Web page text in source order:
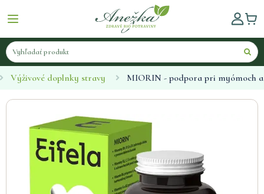
Výživové doplnky stravy MIORIN - podpora pri myómoch a